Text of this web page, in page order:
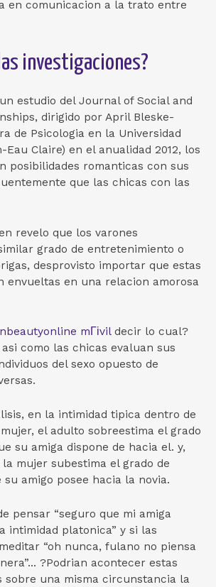
en comunicacion a la trato entre
investigaciones?
estudio del Journal of Social and
dirigido por April Bleske-
de Psicologia en la Universidad
Claire) en el anualidad 2012, los
posibilidades romanticas con sus
que las chicas con las
revelo que los varones
grado de entretenimiento o
desprovisto importar que estas
envueltas en una relacion amorosa
mГіvildecir lo cual?
como las chicas evaluan sus
del sexo opuesto de
en la intimidad tipica dentro de
el adulto sobreestima el grado
su amiga dispone de hacia el. y,
mujer subestima el grado de
amigo posee hacia la novia.
pensar “seguro que mi amiga
intimidad platonica” y si las
“oh nunca, fulano no piensa
?Podrian acontecer estas
sobre una misma circunstancia la